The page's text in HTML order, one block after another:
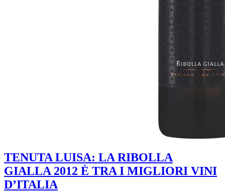
TENUTA LUISA: LA RIBOLLA
GIALLA 2012 È TRA I MIGLIORI VINI
D’ITALIA